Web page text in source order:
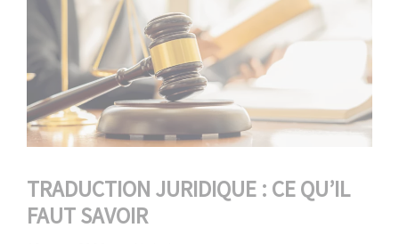
TRADUCTION JURIDIQUE : CE QU’IL
FAUT SAVOIR